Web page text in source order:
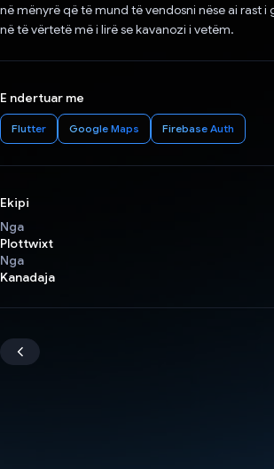
në mënyrë që të mund të vendosni nëse ai rast i
në të vërtetë më i lirë se kavanozi i vetëm.
E ndertuar me
Flutter Google Maps Firebase Auth
Ekipi
Nga
Plottwixt
Nga
Kanadaja